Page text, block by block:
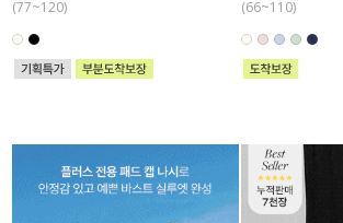
(77~120) (66~110)